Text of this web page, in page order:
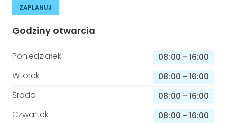
ZAPLANUJ
Godziny otwarcia
Poniedziałek 08:00 - 16:00
Wtorek
08:00 - 16:00
Środa
08:00 - 16:00
Czwartek
08:00 - 16:00